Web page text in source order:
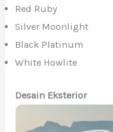
Red Ruby
Silver Moonlight
Black Platinum
White Howlite
Desain Eksterior